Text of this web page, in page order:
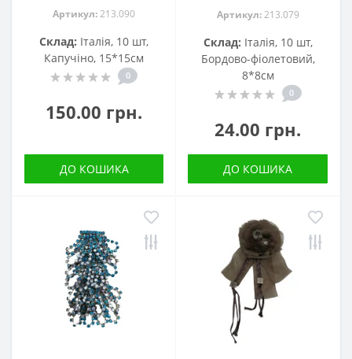
Артикул:213.090
Склад: Італія, 10 шт,
Капучіно, 15*15см
0
150.00 грн.
ДО КОШИКА
Артикул:213.079
Склад: Італія, 10 шт,
Бордово-фіолетовий,
8*8см
0
24.00 грн.
ДО КОШИКА